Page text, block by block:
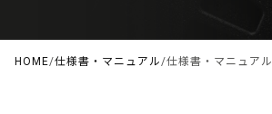
HOME/仕様書・マニュアル/仕様書・マニュアル